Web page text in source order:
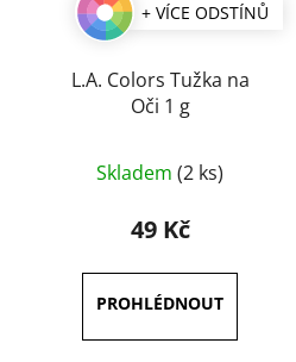
+ VÍCE ODSTÍNŮ
L.A. Colors Tužka na
Oči 1 g
hodnocení
produktu
5,0
z
5
Skladem (2 ks)
49 Kč